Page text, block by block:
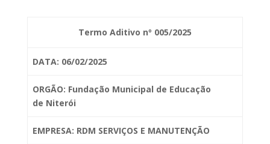
Termo Aditivo nº 005/2025
DATA: 06/02/2025
ORGÃO: Fundação Municipal de Educação
de Niterói
EMPRESA: RDM SERVIÇOS E MANUTENÇÃO